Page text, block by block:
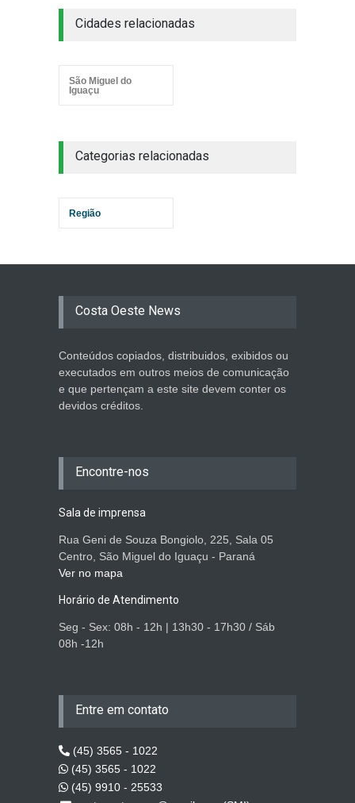
Cidades relacionadas
São Miguel do
Iguaçu
Categorias relacionadas
Região
Costa Oeste News
Conteúdos copiados, distribuidos, exibidos ou
executados em outros meios de comunicação
e que pertençam a este site devem conter os
devidos créditos.
Encontre-nos
Sala de imprensa
Rua Geni de Souza Bongiolo, 225, Sala 05
Centro, São Miguel do Iguaçu - Paraná
Ver no mapa
Horário de Atendimento
Seg - Sex: 08h - 12h | 13h30 - 17h30 / Sáb
08h -12h
Entre em contato
(45) 3565 - 1022
(45) 3565 - 1022
(45) 9910 - 25533